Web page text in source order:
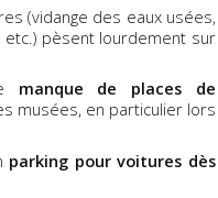
(vidange des eaux usées,
pèsent lourdement sur
manque de places de
musées, en particulier lors
parking pour voitures dès